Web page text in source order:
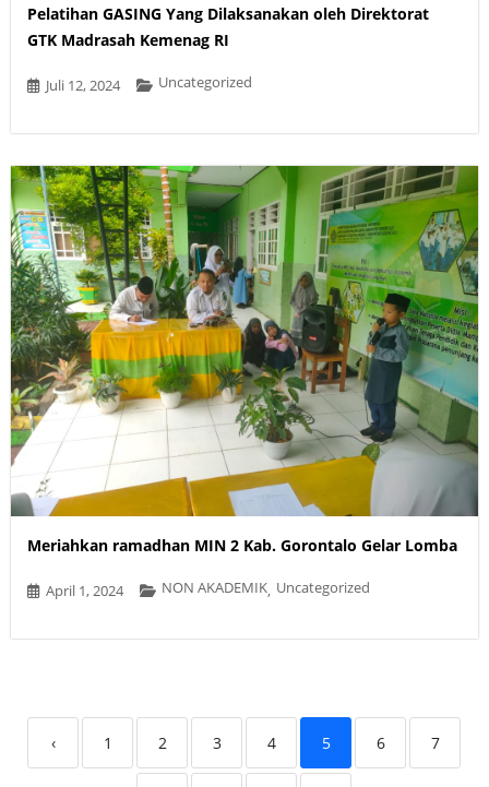
Pelatihan GASING Yang Dilaksanakan oleh Direktorat
GTK Madrasah Kemenag RI
Juli 12, 2024 Uncategorized
Meriahkan ramadhan MIN 2 Kab. Gorontalo Gelar Lomba
April 1, 2024 NON AKADEMIK, Uncategorized
‹ 1 2 3 4 5 6 7